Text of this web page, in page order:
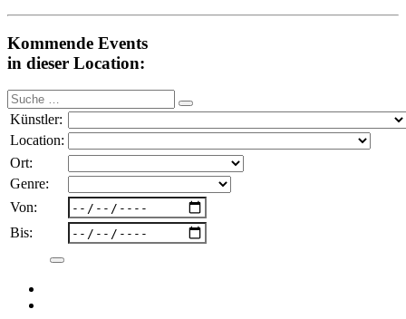
Kommende Events
in dieser Location:
Suche
nach:
Künstler:
Location:
Ort:
Genre:
Von:
Bis: